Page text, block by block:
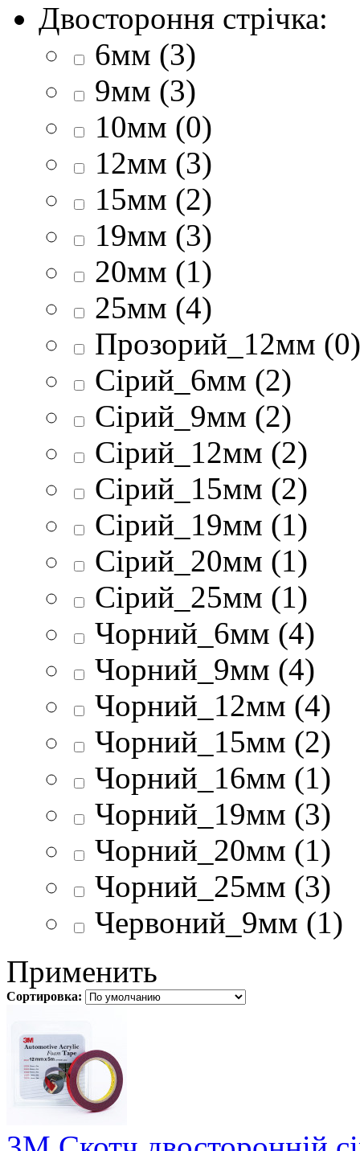
Двостороння стрічка:
6мм (3)
9мм (3)
10мм (0)
12мм (3)
15мм (2)
19мм (3)
20мм (1)
25мм (4)
Прозорий_12мм (0)
Сірий_6мм (2)
Сірий_9мм (2)
Сірий_12мм (2)
Сірий_15мм (2)
Сірий_19мм (1)
Сірий_20мм (1)
Сірий_25мм (1)
Чорний_6мм (4)
Чорний_9мм (4)
Чорний_12мм (4)
Чорний_15мм (2)
Чорний_16мм (1)
Чорний_19мм (3)
Чорний_20мм (1)
Чорний_25мм (3)
Червоний_9мм (1)
Применить
Сортировка: